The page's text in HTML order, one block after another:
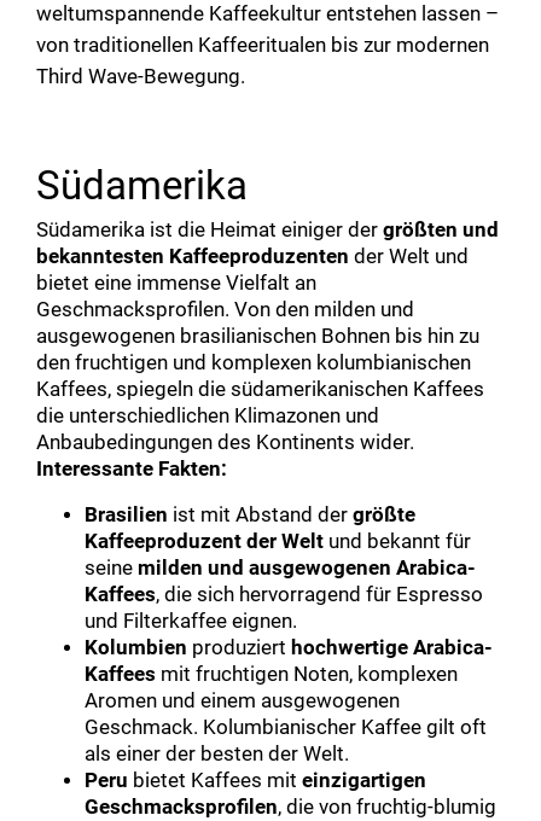
weltumspannende Kaffeekultur entstehen lassen –
von traditionellen Kaffeeritualen bis zur modernen
Third Wave-Bewegung.
Südamerika
Südamerika ist die Heimat einiger der größten und
bekanntesten Kaffeeproduzenten der Welt und
bietet eine immense Vielfalt an
Geschmacksprofilen. Von den milden und
ausgewogenen brasilianischen Bohnen bis hin zu
den fruchtigen und komplexen kolumbianischen
Kaffees, spiegeln die südamerikanischen Kaffees
die unterschiedlichen Klimazonen und
Anbaubedingungen des Kontinents wider.
Interessante Fakten:
Brasilien ist mit Abstand der größte
Kaffeeproduzent der Welt und bekannt für
seine milden und ausgewogenen Arabica-
Kaffees, die sich hervorragend für Espresso
und Filterkaffee eignen.
Kolumbien produziert hochwertige Arabica-
Kaffees mit fruchtigen Noten, komplexen
Aromen und einem ausgewogenen
Geschmack. Kolumbianischer Kaffee gilt oft
als einer der besten der Welt.
Peru bietet Kaffees mit einzigartigen
Geschmacksprofilen, die von fruchtig-blumig